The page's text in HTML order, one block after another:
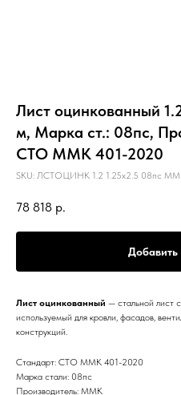
Лист оцинкованный
м, Марка ст.: 08пс,
СТО ММК 401-2020
SKU: ЛСТОЦИНК 1.2 1.25х2.5 08пс
78 818 р.
Добавить
Лист оцинкованный — стальной лист
используемый для кровли, фасадов,
конструкций.
Стандарт: СТО ММК 401-2020
Марка стали: 08пс
Производитель: ММК